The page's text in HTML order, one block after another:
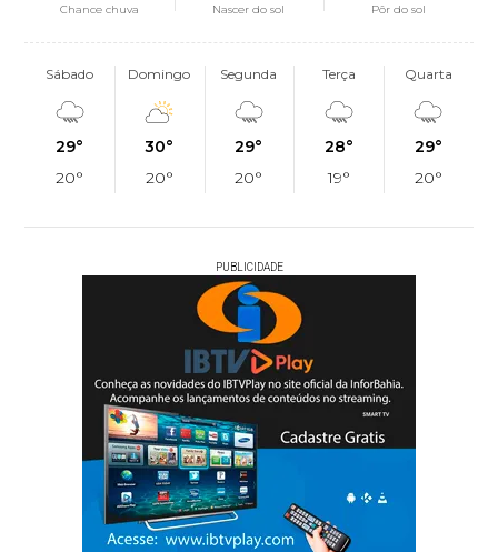
Chance chuva Nascer do sol Pôr do sol
Sábado
29°
20°
Domingo
30°
20°
Segunda
29°
20°
Terça
28°
19°
Quarta
29°
20°
PUBLICIDADE